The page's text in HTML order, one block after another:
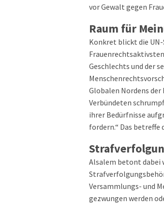
vor Gewalt gegen
Raum für
Konkret blickt die
Geschlechts und der
Globalen Nordens
Verbündeten
ihrer Bedürfnisse
fordern.“ Das betreffe
Alsalem betont dabei
Versammlungs- und
gezwungen werden